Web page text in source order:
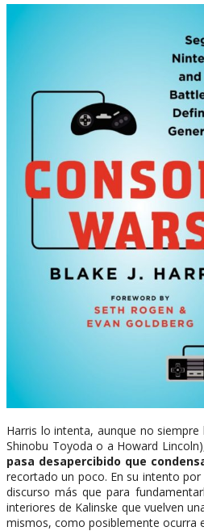
Harris lo intenta, aunque no
Shinobu Toyoda o a Howard
pasa desapercibido que
recortado un poco. En su intento
discurso más que para
interiores de Kalinske que vuelven
mismos, como posiblemente ocurra